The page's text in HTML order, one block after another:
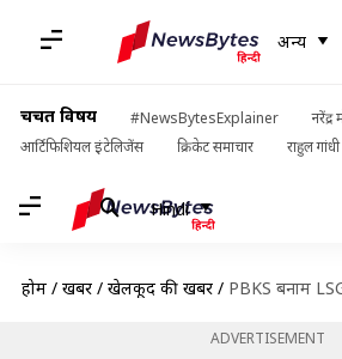
अन्य
चर्चित विषय #NewsBytesExplainer
नरेंद्र
आर्टिफिशियल इंटेलिजेंस
क्रिकेट समाचार राहुल गांधी
Hindi
होम / खबरें / खेलकूद की खबरें / PBKS बनाम LSG: टॉस जीतकर
ADVERTISEMENT